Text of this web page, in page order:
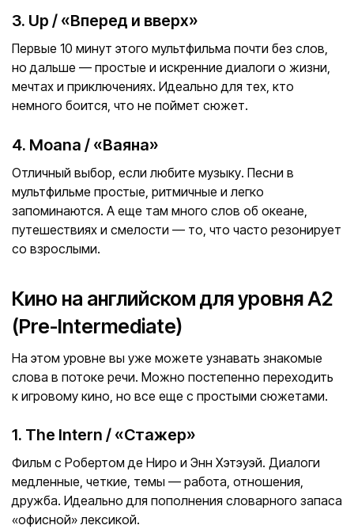
3. Up / «Вперед и вверх»
Первые 10 минут этого мультфильма почти без слов,
но дальше — простые и искренние диалоги о жизни,
мечтах и приключениях. Идеально для тех, кто
немного боится, что не поймет сюжет.
4. Moana / «Ваяна»
Отличный выбор, если любите музыку. Песни в
мультфильме простые, ритмичные и легко
запоминаются. А еще там много слов об океане,
путешествиях и смелости — то, что часто резонирует
со взрослыми.
Кино на английском для уровня A2
(Pre-Intermediate)
На этом уровне вы уже можете узнавать знакомые
слова в потоке речи. Можно постепенно переходить
к игровому кино, но все еще с простыми сюжетами.
1. The Intern / «Стажер»
Фильм с Робертом де Ниро и Энн Хэтэуэй. Диалоги
медленные, четкие, темы — работа, отношения,
дружба. Идеально для пополнения словарного запаса
«офисной» лексикой.